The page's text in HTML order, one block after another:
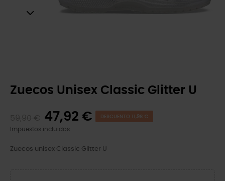
Zuecos Unisex Classic Glitter U
47,92 € DESCUENTO 11,98 €
Impuestos incluidos
Zuecos unisex Classic Glitter U